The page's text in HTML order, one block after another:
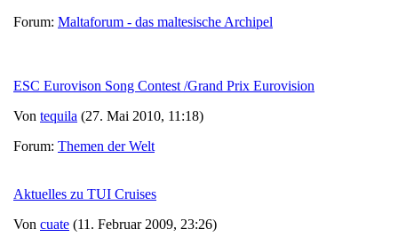
Forum: Maltaforum - das maltesische Archipel
ESC Eurovison Song Contest /Grand Prix Eurovision
Von tequila (27. Mai 2010, 11:18)
Forum: Themen der Welt
Aktuelles zu TUI Cruises
Von cuate (11. Februar 2009, 23:26)